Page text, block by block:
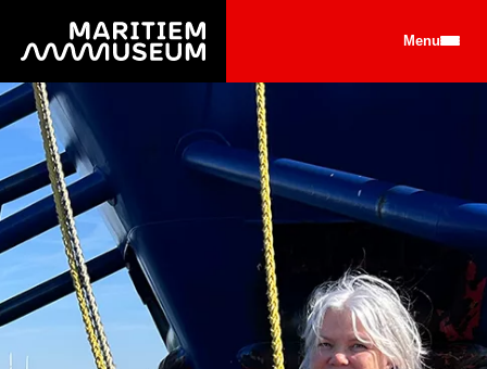
Ga naar de hoofdinhoud Menu